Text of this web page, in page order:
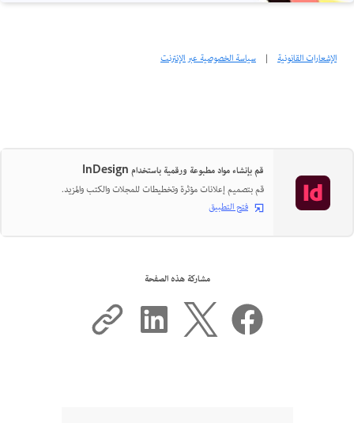
الإشعارات القانونية | سياسة الخصوصية عبر الإنترنت
قم بإنشاء مواد مطبوعة ورقمية باستخدام InDesign
قم بتصميم إعلانات مؤثرة وتخطيطات للمجلات والكتب والمزيد.
فتح التطبيق
مشاركة هذه الصفحة